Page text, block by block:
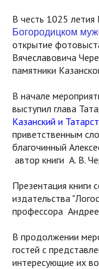
В честь 1025
Богородицком
открытие
Вячеславовича
памятники
В начале
выступил глава
Казанский и
приветственным
благочинный
автор книги А. В.
Презентация книги
издательства
профессора
В продолжении
гостей с
интересующие их